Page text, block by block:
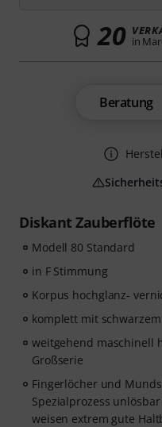
Diskant Zauberflöte
Modell 80 Standard
in F Stimmung
Korpus hochglanz-
komplett mit
weitgehend maschinell
Großserie
Fingerlöcher und
Spezialprozess
weisen extrem gute
20 in
Beratung